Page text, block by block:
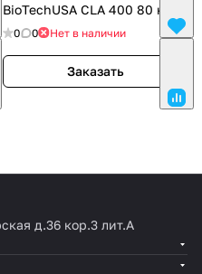
BioTechUSA CLA 400 80 к.
0 0 Нет в наличии
Заказать
д.36 кор.3 лит.А